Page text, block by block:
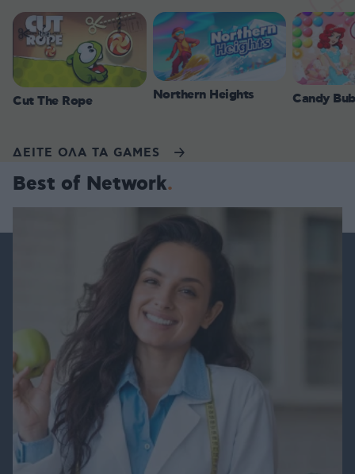
Cut The Rope Northern Heights Candy
ΔΕΙΤΕ ΟΛΑ ΤΑ GAMES
Best of Network